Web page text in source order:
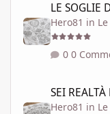
LE SOGLIE
Hero81 in
0
SEI REALTÀ
Hero81 in